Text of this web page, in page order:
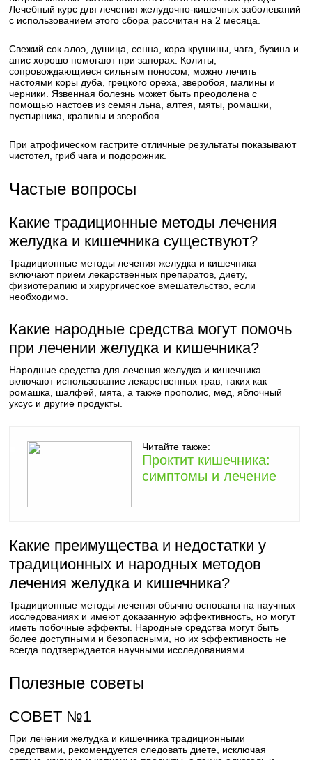
Лечебный курс для лечения желудочно-кишечных заболеваний
с использованием этого сбора рассчитан на 2 месяца.
Свежий сок алоэ, душица, сенна, кора крушины, чага, бузина и
анис хорошо помогают при запорах. Колиты,
сопровождающиеся сильным поносом, можно лечить
настоями коры дуба, грецкого ореха, зверобоя, малины и
черники. Язвенная болезнь может быть преодолена с
помощью настоев из семян льна, алтея, мяты, ромашки,
пустырника, крапивы и зверобоя.
При атрофическом гастрите отличные результаты показывают
чистотел, гриб чага и подорожник.
Частые вопросы
Какие традиционные методы лечения
желудка и кишечника существуют?
Традиционные методы лечения желудка и кишечника
включают прием лекарственных препаратов, диету,
физиотерапию и хирургическое вмешательство, если
необходимо.
Какие народные средства могут помочь
при лечении желудка и кишечника?
Народные средства для лечения желудка и кишечника
включают использование лекарственных трав, таких как
ромашка, шалфей, мята, а также прополис, мед, яблочный
уксус и другие продукты.
Читайте также:
Проктит кишечника:
симптомы и лечение
Какие преимущества и недостатки у
традиционных и народных методов
лечения желудка и кишечника?
Традиционные методы лечения обычно основаны на научных
исследованиях и имеют доказанную эффективность, но могут
иметь побочные эффекты. Народные средства могут быть
более доступными и безопасными, но их эффективность не
всегда подтверждается научными исследованиями.
Полезные советы
СОВЕТ №1
При лечении желудка и кишечника традиционными
средствами, рекомендуется следовать диете, исключая